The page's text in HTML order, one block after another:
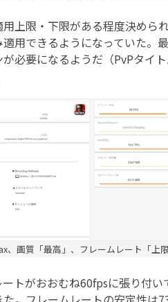
上限・下限がある程度決めら
用できるようになっていた。
必要になるようだ（PvPタイ
、画質「最高」、フレームレート「上
トがおおむね60fpsに張り付